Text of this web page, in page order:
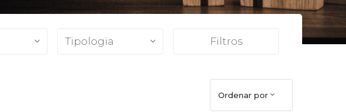
Tipologia Filtros
Ordenar por